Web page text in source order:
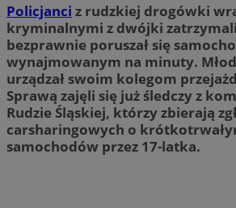
Policjanci z rudzkiej drogówki
kryminalnymi z dwójki
bezprawnie poruszał się
wynajmowanym na minuty.
urządzał swoim kolegom
Sprawą zajęli się już śledczy z
Rudzie Śląskiej, którzy zbierają
carsharingowych o
samochodów przez 17-latka.